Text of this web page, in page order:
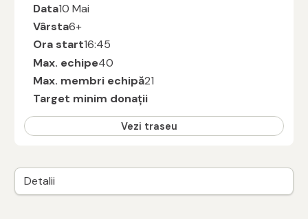
Data10 Mai
Vârsta6+
Ora start16:45
Max. echipe40
Max. membri echipă21
Target minim donații
Vezi traseu
Detalii